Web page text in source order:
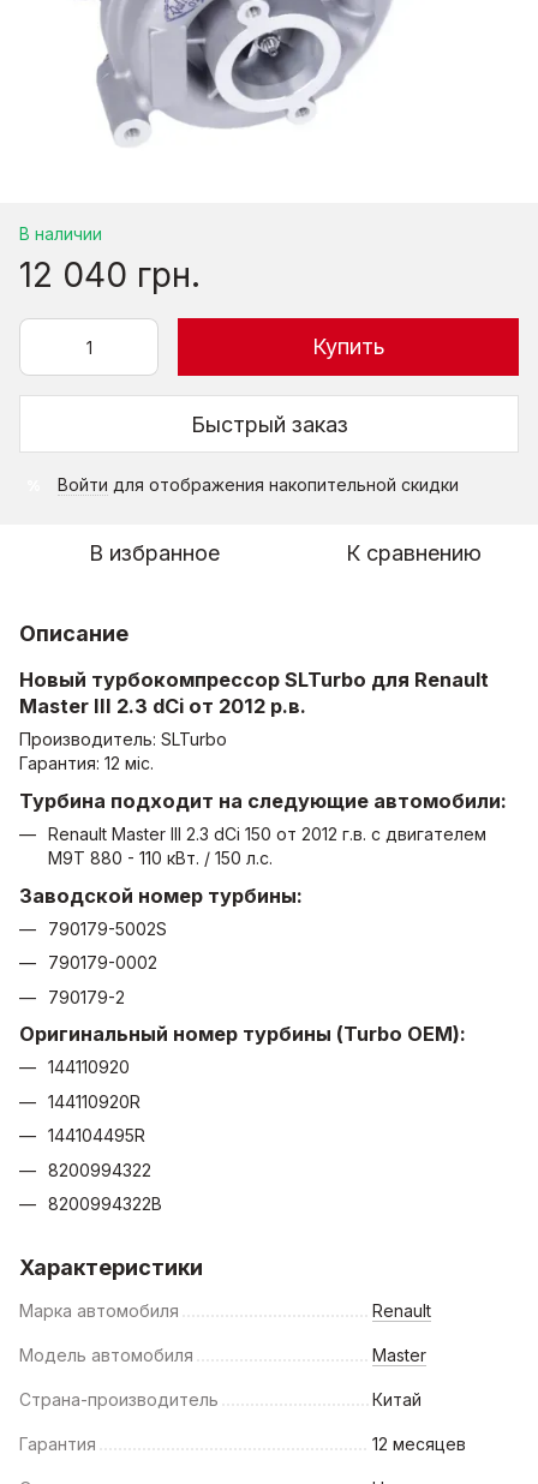
В наличии
12 040 грн.
Купить
Быстрый заказ
Войти для отображения накопительной скидки
В избранное К сравнению
Описание
Новый турбокомпрессор SLTurbo для Renault
Master III 2.3 dCi от 2012 р.в.
Производитель: SLTurbo
Гарантия: 12 міс.
Турбина подходит на следующие автомобили:
Renault Master III 2.3 dCi 150 от 2012 г.в. с двигателем
M9T 880 - 110 кВт. / 150 л.с.
Заводской номер турбины:
790179-5002S
790179-0002
790179-2
Оригинальный номер турбины (Turbo ОЕМ):
144110920
144110920R
144104495R
8200994322
8200994322B
Характеристики
Марка автомобиля Renault
Модель автомобиля Master
Страна-производитель Китай
Гарантия 12 месяцев